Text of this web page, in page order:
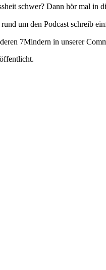
schwer? Dann hör mal in
um den Pod­cast schreib
7Mindern in unserer